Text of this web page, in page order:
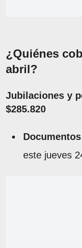
¿Quiénes
abril?
Jubilaciones y
$285.820
este jueves